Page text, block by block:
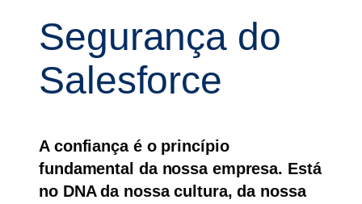
Segurança do
Salesforce
A confiança é o princípio
fundamental da nossa empresa. Está
no DNA da nossa cultura, da nossa